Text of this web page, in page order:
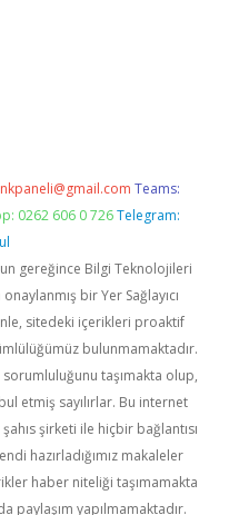
Teams:
0262 606 0 726 Telegram:
gereğince Bilgi Teknolojileri
bir Yer Sağlayıcı
sitedeki içerikleri proaktif
bulunmamaktadır.
taşımakta olup,
etmiş sayılırlar. Bu internet
şirketi ile hiçbir bağlantısı
hazırladığımız makaleler
haber niteliği taşımamakta
paylaşım yapılmamaktadır.